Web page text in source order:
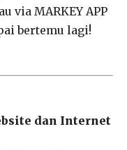
via MARKEY APP
bertemu lagi!
dan Internet